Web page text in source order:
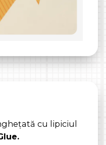
cu lipiciul